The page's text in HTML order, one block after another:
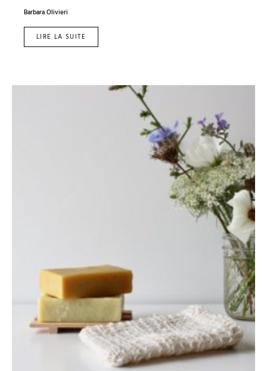
Barbara Olivieri
LIRE LA SUITE